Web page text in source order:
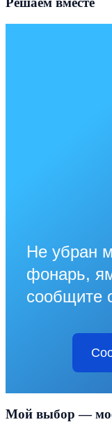
Не убран
фонарь,
сообщите
Мой выбор —